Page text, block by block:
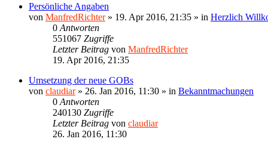
Persönliche Angaben
von ManfredRichter» 19. Apr 2016, 21:35 » in Herzlich
0 Antworten
551067 Zugriffe
Letzter Beitrag von ManfredRichter
19. Apr 2016, 21:35
Umsetzung der neue GOBs
von claudiar» 26. Jan 2016, 11:30 » in Bekanntmachungen
0 Antworten
240130 Zugriffe
Letzter Beitrag von claudiar
26. Jan 2016, 11:30